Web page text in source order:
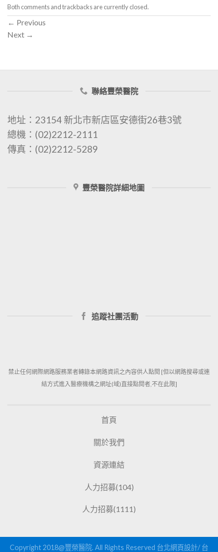
Both comments and trackbacks are currently closed.
← Previous
Next →
聯絡豐榮醫院
地址：23154 新北市新店區安德街26巷3號
總機：(02)2212-2111
傳真：(02)2212-5289
豐榮醫院詳細地圖
追蹤社團活動
禁止任何網際網路服務業者轉錄本網路資訊之內容供人點閱 [但以網路搜尋或連
結方式進入醫療機構之網址(域)直接點閱者,不在此限]
首頁
關於我們
資源連結
人力招募(104)
人力招募(1111)
Copyright 2018@豐榮醫院. All Rights Reserved 台北網頁設計/台